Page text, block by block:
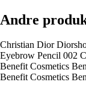
Andre
Christian Dior
Eyebrow Pencil 002
Benefit Cosmetics
Benefit Cosmetics